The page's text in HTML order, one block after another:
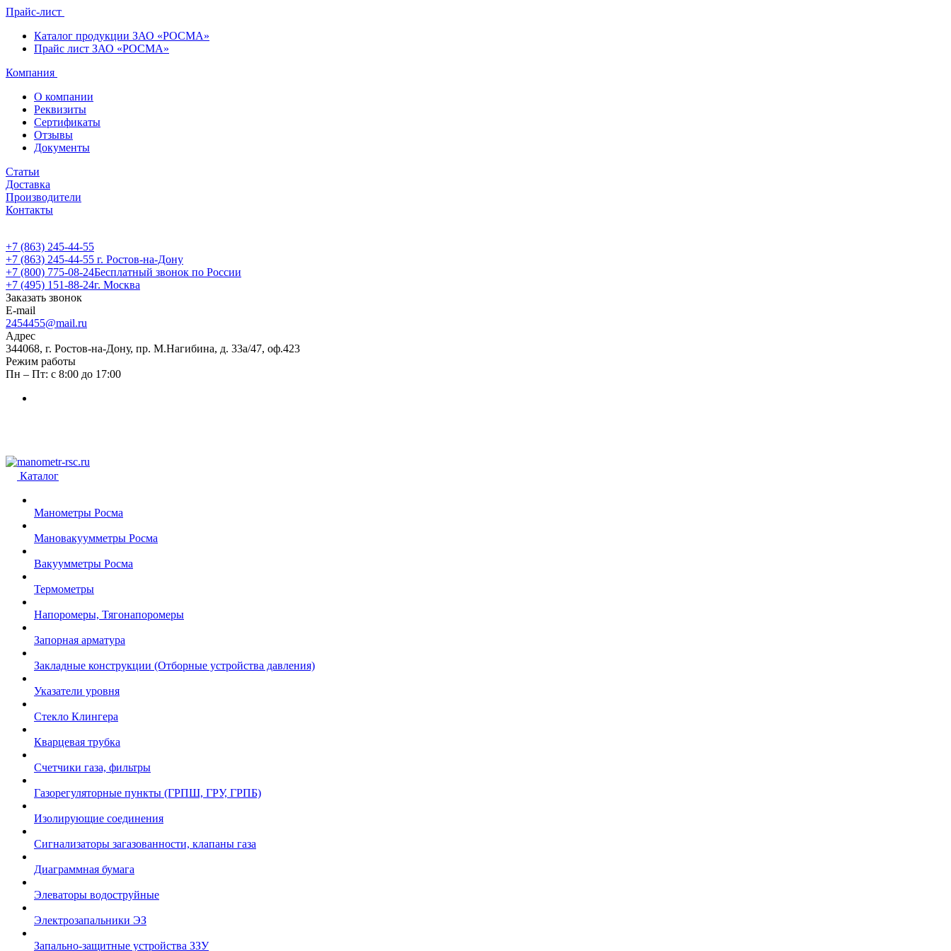
Прайс-лист
Каталог продукции ЗАО «РОСМА»
Прайс лист ЗАО «РОСМА»
Компания
О компании
Реквизиты
Сертификаты
Отзывы
Документы
Статьи
Доставка
Производители
Контакты
+7 (863) 245-44-55
+7 (863) 245-44-55 г. Ростов-на-Дону
+7 (800) 775-08-24Бесплатный звонок по России
+7 (495) 151-88-24г. Москва
Заказать звонок
E-mail
2454455@mail.ru
Адрес
344068, г. Ростов-на-Дону, пр. М.Нагибина, д. 33а/47, оф.423
Режим работы
Пн – Пт: с 8:00 до 17:00
Каталог
Манометры Росма
Мановакуумметры Росма
Вакуумметры Росма
Термометры
Напоромеры, Тягонапоромеры
Запорная арматура
Закладные конструкции (Отборные устройства давления)
Указатели уровня
Стекло Клингера
Кварцевая трубка
Счетчики газа, фильтры
Газорегуляторные пункты (ГРПШ, ГРУ, ГРПБ)
Изолирующие соединения
Сигнализаторы загазованности, клапаны газа
Диаграммная бумага
Элеваторы водоструйные
Электрозапальники ЭЗ
Запально-защитные устройства ЗЗУ